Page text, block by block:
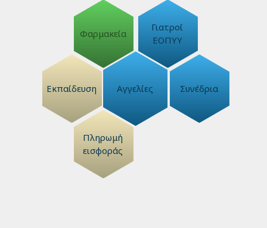
Φαρμακεία
Γιατροί
ΕΟΠΥΥ
Εκπαίδευση Αγγελίες Συνέδρια
Πληρωμή
εισφοράς